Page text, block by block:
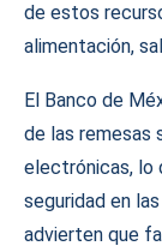
de estos
alimentación,
El Banco de
de las remesas
electrónicas, lo
seguridad en
advierten que